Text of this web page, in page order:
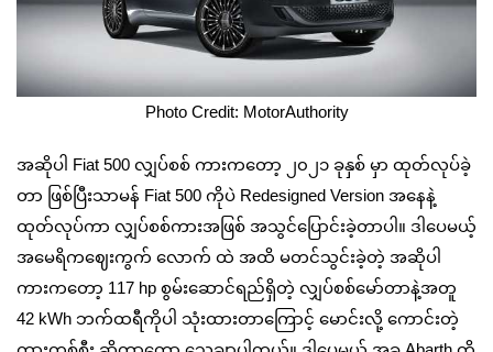
Photo Credit: MotorAuthority
အဆိုပါ Fiat 500 လျှပ်စစ် ကားကတော့ ၂၀၂၁ ခုနှစ် မှာ ထုတ်လုပ်ခဲ့
တာ ဖြစ်ပြီးသာမန် Fiat 500 ကိုပဲ Redesigned Version အနေနဲ့
ထုတ်လုပ်ကာ လျှပ်စစ်ကားအဖြစ် အသွင်ပြောင်းခဲ့တာပါ။ ဒါပေမယ့်
အမေရိကဈေးကွက် လောက် ထဲ အထိ မတင်သွင်းခဲ့တဲ့ အဆိုပါ
ကားကတော့ 117 hp စွမ်းဆောင်ရည်ရှိတဲ့ လျှပ်စစ်မော်တာနဲ့အတူ
42 kWh ဘက်ထရီကိုပါ သုံးထားတာကြောင့် မောင်းလို့ ကောင်းတဲ့